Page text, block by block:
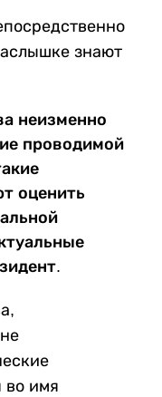
знают
неизменно
проводимой
оценить
во имя